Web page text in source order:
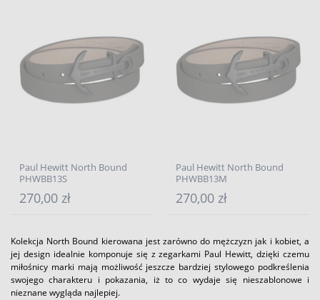
Paul Hewitt North Bound
PHWBB13S
270,00 zł
Paul Hewitt North Bound
PHWBB13M
270,00 zł
Kolekcja North Bound kierowana jest zarówno do mężczyzn jak i kobiet, a
jej design idealnie komponuje się z zegarkami Paul Hewitt, dzięki czemu
miłośnicy marki mają możliwość jeszcze bardziej stylowego podkreślenia
swojego charakteru i pokazania, iż to co wydaje się nieszablonowe i
nieznane wygląda najlepiej.